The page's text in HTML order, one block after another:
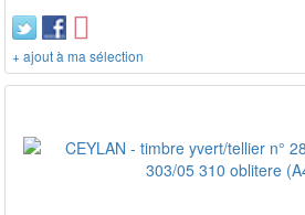
+ ajout à ma sélection